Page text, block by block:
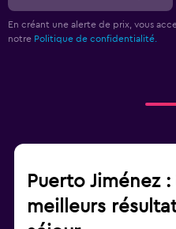
En créant une alerte de prix, vous
notre Politique de confidentialité.
Puerto Jiménez
meilleurs